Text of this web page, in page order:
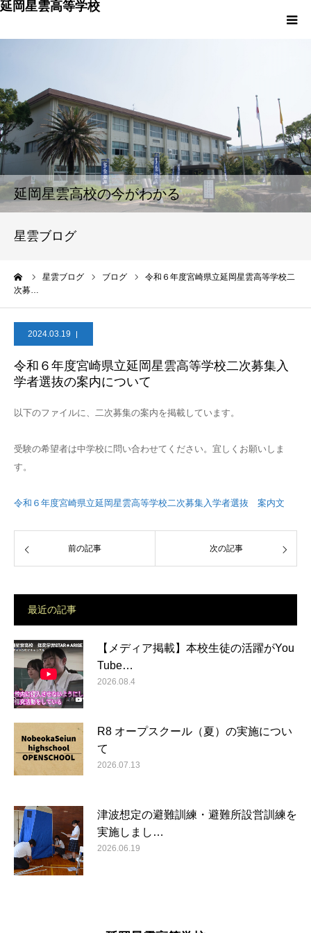
延岡星雲高等学校
延岡星雲高校の今がわかる
星雲ブログ
星雲ブログ ブログ
令和６年度宮崎県立延岡星雲高等学校二
次募…
2024.03.19
令和６年度宮崎県立延岡星雲高等学校二次募集入
学者選抜の案内について
以下のファイルに、二次募集の案内を掲載しています。
受験の希望者は中学校に問い合わせてください。宜しくお願いしま
す。
令和６年度宮崎県立延岡星雲高等学校二次募集入学者選抜 案内文
前の記事 次の記事
最近の記事
【メディア掲載】本校生徒の活躍がYou
Tube…
2026.08.4
R8 オープスクール（夏）の実施につい
て
2026.07.13
津波想定の避難訓練・避難所設営訓練を
実施しまし…
2026.06.19
学校概要
入学希望の皆様へ
卒業生の皆様へ